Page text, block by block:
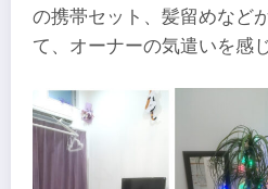
の携帯セット、髪留めなど
て、オーナーの気遣いを感